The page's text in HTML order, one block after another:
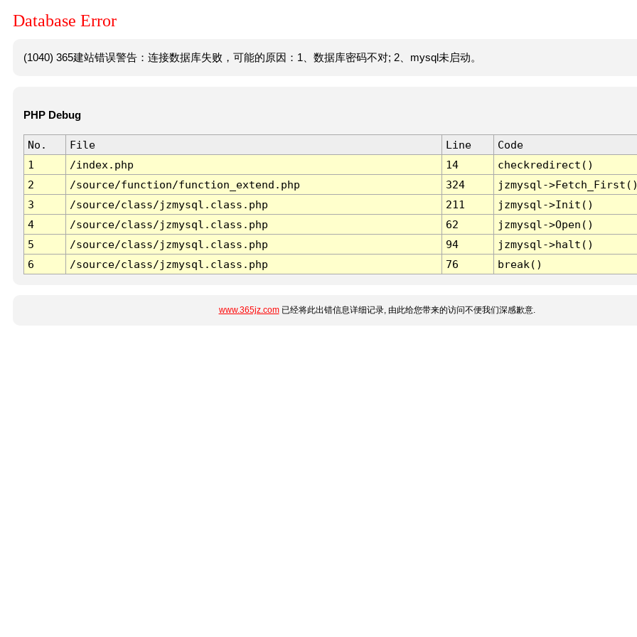
Database Error
(1040) 365建站错误警告：连接数据库失败，可能的原因：1、数据库密码不对; 2、mysql未启动。
PHP Debug
No. File Line
Code
1
/index.php 14
checkredirect()
2
/source/function/function_extend.php 324
jzmysql-
3
/source/class/jzmysql.class.php 211
jzmysql->Init()
4
/source/class/jzmysql.class.php 62
jzmysql->Open()
5
/source/class/jzmysql.class.php 94
jzmysql->halt()
6
/source/class/jzmysql.class.php 76 break()
www.365jz.com已经将此出错信息详细记录, 由此给您带来的访问不便我们深感歉意.